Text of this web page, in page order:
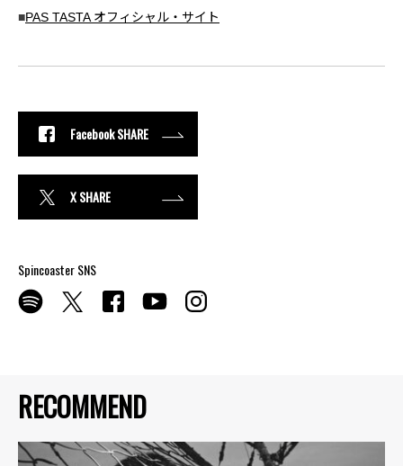
RECOMMEND
■PAS TASTA オフィシャル・サイト
Facebook SHARE
X SHARE
Spincoaster SNS